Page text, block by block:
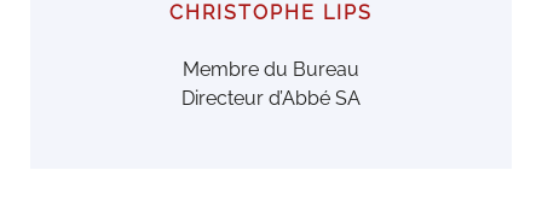
CHRISTOPHE LIPS
Membre du Bureau
Directeur d’Abbé SA